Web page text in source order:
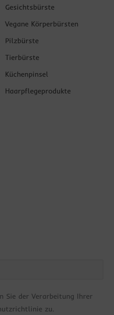
Gesichtsbürste
Vegane Körperbürsten
Pilzbürste
Tierbürste
Küchenpinsel
Haarpflegeprodukte
Sie der Verarbeitung Ihrer
zu.